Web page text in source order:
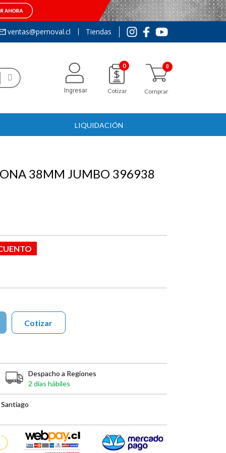
ventas@pernoval.cl Tiendas
Ingresar
0
Cotizar Comprar
LIQUIDACIÓN
38MM JUMBO 396938
Cotizar
Despacho a Regiones
2 días hábiles